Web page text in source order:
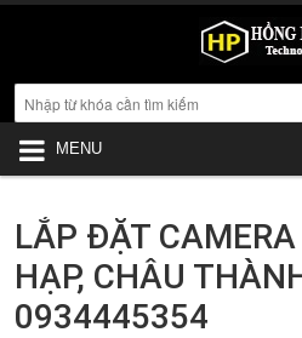
MENU
LẮP ĐẶT
HẠP, CHÂU
0934445354